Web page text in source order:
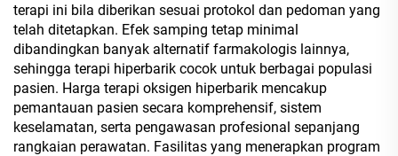
terapi ini bila diberikan sesuai protokol dan pedoman yang
telah ditetapkan. Efek samping tetap minimal
dibandingkan banyak alternatif farmakologis lainnya,
sehingga terapi hiperbarik cocok untuk berbagai populasi
pasien. Harga terapi oksigen hiperbarik mencakup
pemantauan pasien secara komprehensif, sistem
keselamatan, serta pengawasan profesional sepanjang
rangkaian perawatan. Fasilitas yang menerapkan program